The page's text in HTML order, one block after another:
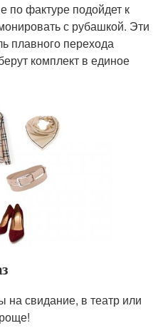
по фактуре подойдет к
с рубашкой. Эти
плавного перехода
комплект в единое
на свидание, в театр или